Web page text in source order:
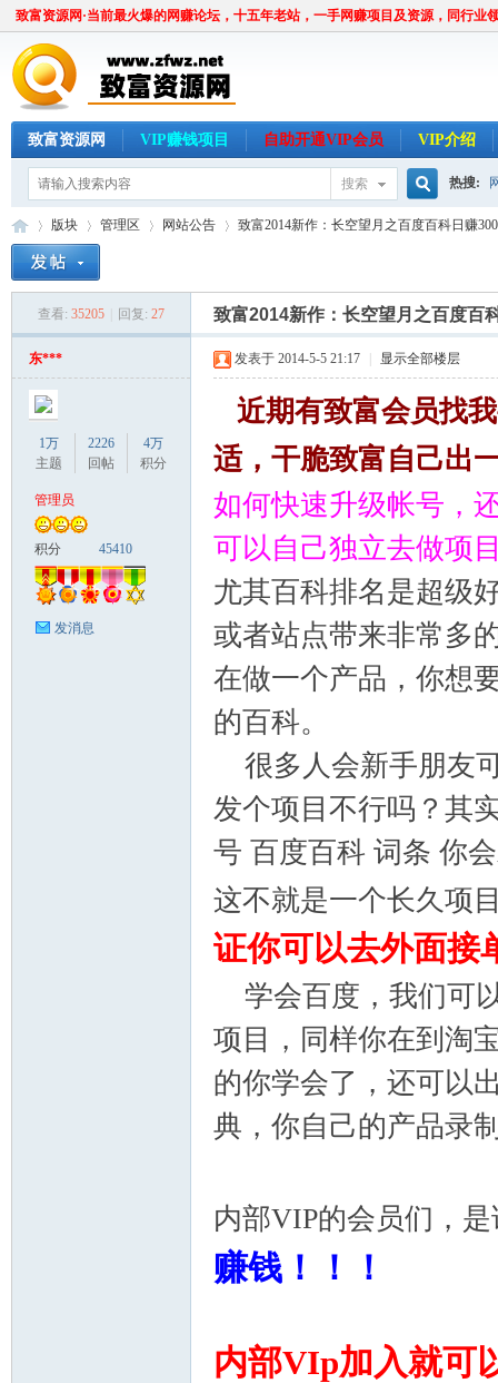
致富资源网·当前最火爆的网赚论坛，十五年老站，一手网赚项目及资源，同行业
致富资源网 VIP赚钱项目 自助开通VIP会员 VIP介绍
搜索
搜
索
热搜:
版块
›
管理区
›
网站公告
›
致富2014新作：长空望月之百度百科日赚
查看: 35205 回复: 27 致富2014新作：长空望月之百度百
东***
1万
主题
2226
回帖
4万
积分
管理员
积分 45410
发消息
发表于 2014-5-5 21:17 显示全部楼层
近期有致富会员找
适，干脆致富自己出
如何快速升级帐号，
可以自己独立去做项
尤其百科排名是超级
或者站点带来非常多
在做一个产品，你想
的百科。
很多人会新手朋友
发个项目不行吗？其
号 百度百科 词条 你
这不就是一个长久项
证你可以去外面接
学会百度，我们可
项目，同样你在到淘
的你学会了，还可以
典，你自己的产品录
内部VIP的会员们，
赚钱！！！
内部VIp加入就可